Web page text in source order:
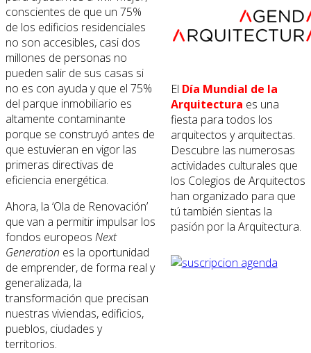
conscientes de que un 75%
de los edificios residenciales
no son accesibles, casi dos
millones de personas no
pueden salir de sus casas si
no es con ayuda y que el 75%
del parque inmobiliario es
altamente contaminante
porque se construyó antes de
que estuvieran en vigor las
primeras directivas de
eficiencia energética.
Ahora, la ‘Ola de Renovación’
que van a permitir impulsar los
fondos europeos Next
Generation es la oportunidad
de emprender, de forma real y
generalizada, la
transformación que precisan
nuestras viviendas, edificios,
pueblos, ciudades y
territorios.
El Día Mundial de la
Arquitectura es una
fiesta para todos los
arquitectos y arquitectas.
Descubre las numerosas
actividades culturales que
los Colegios de Arquitectos
han organizado para que
tú también sientas la
pasión por la Arquitectura.